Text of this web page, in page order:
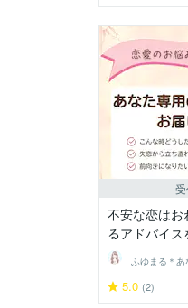
不安な恋はお
るアドバイス
5.0 (2)